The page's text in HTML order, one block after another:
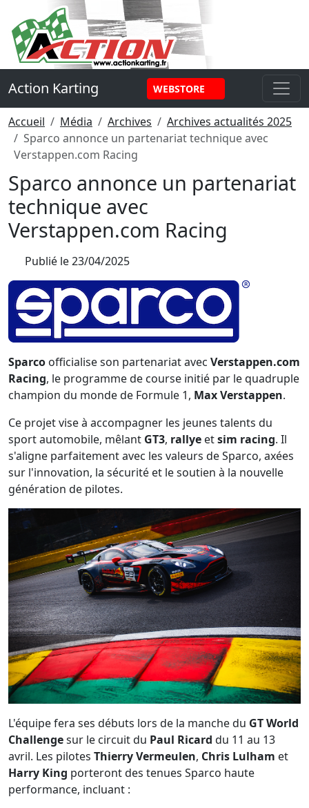
Panneau de gestion des cookies
Action Karting WEBSTORE
Accueil Média Archives
Archives actualités 2025
Sparco annonce un partenariat technique avec
Verstappen.com Racing
Sparco annonce un partenariat
technique avec
Verstappen.com Racing
Publié le23/04/2025
Sparco officialise son partenariat avec Verstappen.com
Racing, le programme de course initié par le quadruple
champion du monde de Formule 1, Max Verstappen.
Ce projet vise à accompagner les jeunes talents du
sport automobile, mêlant GT3, rallye etsim racing. Il
s'aligne parfaitement avec les valeurs de Sparco, axées
sur l'innovation, la sécurité et le soutien à la nouvelle
génération de pilotes.
L'équipe fera ses débuts lors de la manche du GT World
Challengesur le circuit du Paul Ricard du 11 au 13
avril. Les pilotes Thierry Vermeulen, Chris Lulham et
Harry King porteront des tenues Sparco haute
performance, incluant :